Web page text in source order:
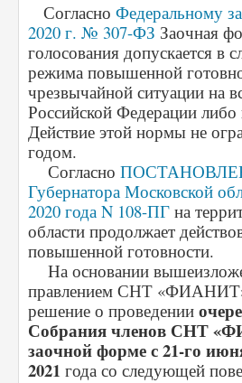
Согласно Федеральному
2020 г. № 307-ФЗ Заочная
голосования допускается в
режима повышенной
чрезвычайной ситуации на
Российской Федерации либо
Действие этой нормы не
годом.
Согласно
Губернатора Московской
2020 года N 108-ПГ на
области продолжает
повышенной готовности.
На основании
правлением СНТ
решение о проведении
Собрания членов СНТ
заочной форме с 21-го
2021 года со следующей